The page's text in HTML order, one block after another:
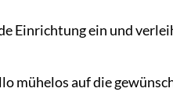
Einrichtung ein und
mühelos auf die